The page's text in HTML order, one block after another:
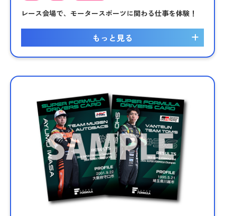
レース会場で、モータースポーツに関わる仕事を体験！
もっと見る